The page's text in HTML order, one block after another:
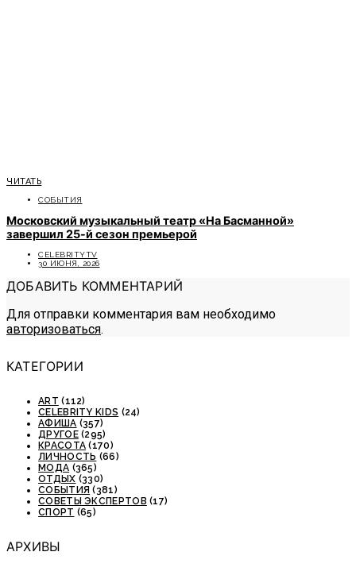
ЧИТАТЬ
СОБЫТИЯ
Московский музыкальный театр «На Басманной»
завершил 25-й сезон премьерой
CELEBRITYTV
30 ИЮНЯ, 2026
ДОБАВИТЬ КОММЕНТАРИЙ
Для отправки комментария вам необходимо
авторизоваться.
КАТЕГОРИИ
ART (112)
CELEBRITY KIDS (24)
АФИША (357)
ДРУГОЕ(295)
КРАСОТА (170)
ЛИЧНОСТЬ (66)
МОДА (365)
ОТДЫХ (330)
СОБЫТИЯ (381)
СОВЕТЫ ЭКСПЕРТОВ (17)
СПОРТ (65)
АРХИВЫ